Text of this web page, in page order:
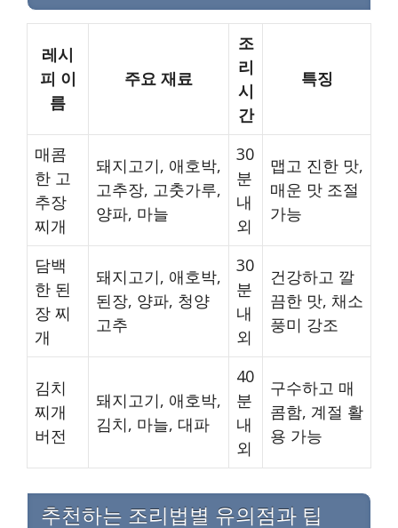
레시
피 이
름
주요 재료
조
리
시
간
특징
매콤
한 고
추장
찌개
돼지고기, 애호박,
고추장, 고춧가루,
양파, 마늘
30
분
내
외
맵고 진한 맛,
매운 맛 조절
가능
담백
한 된
장 찌
개
돼지고기, 애호박,
된장, 양파, 청양
고추
30
분
내
외
건강하고 깔
끔한 맛, 채소
풍미 강조
김치
찌개
버전
돼지고기, 애호박,
김치, 마늘, 대파
40
분
내
외
구수하고 매
콤함, 계절 활
용 가능
추천하는 조리법별 유의점과 팁